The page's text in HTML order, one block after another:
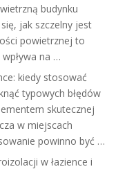
budynku
jak szczelny jest
powietrznej to
na …
kiedy stosować
typowych błędów
skutecznej
w miejscach
powinno być …
w łazience i